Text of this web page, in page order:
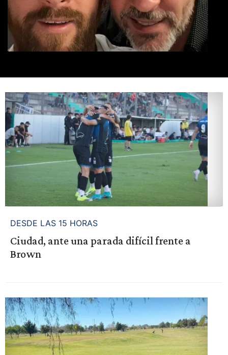
DESDE LAS 15 HORAS
Ciudad, ante una parada difícil frente a
Brown